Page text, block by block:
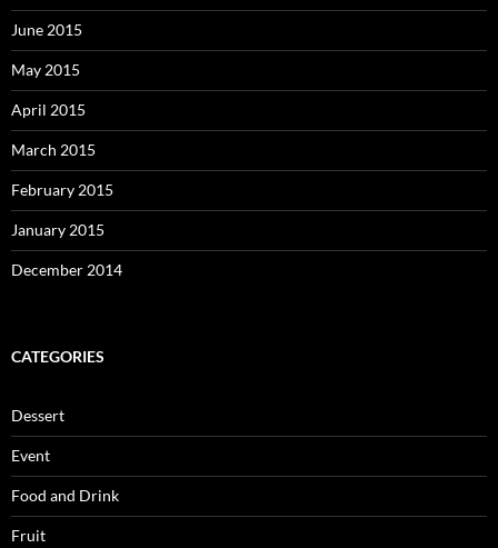
June 2015
May 2015
April 2015
March 2015
February 2015
January 2015
December 2014
CATEGORIES
Dessert
Event
Food and Drink
Fruit